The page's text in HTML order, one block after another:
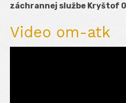
záchrannej službe Kryštof
Video om-atk